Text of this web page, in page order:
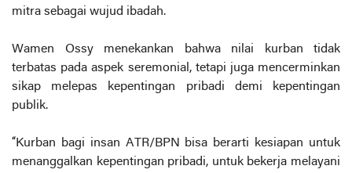
mitra sebagai wujud ibadah.
Wamen Ossy menekankan bahwa nilai kurban tidak
terbatas pada aspek seremonial, tetapi juga mencerminkan
sikap melepas kepentingan pribadi demi kepentingan
publik.
“Kurban bagi insan ATR/BPN bisa berarti kesiapan untuk
menanggalkan kepentingan pribadi, untuk bekerja melayani